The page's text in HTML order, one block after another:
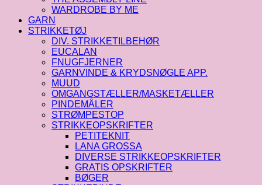
WARDROBE BY ME
GARN
STRIKKETØJ
DIV. STRIKKETILBEHØR
EUCALAN
FNUGFJERNER
GARNVINDE & KRYDSNØGLE APP.
MUUD
OMGANGSTÆLLER/MASKETÆLLER
PINDEMÅLER
STRØMPESTOP
STRIKKEOPSKRIFTER
PETITEKNIT
LANA GROSSA
DIVERSE STRIKKEOPSKRIFTER
GRATIS OPSKRIFTER
BØGER